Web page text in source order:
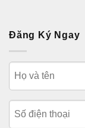
Đăng Ký Ngay